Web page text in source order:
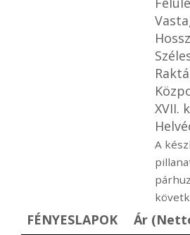
XVII.
A
FÉNYESLAPOK Ár